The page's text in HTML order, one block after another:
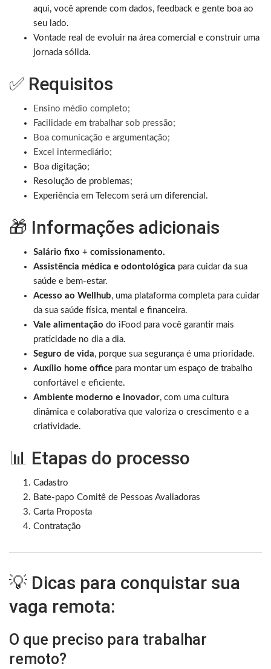
aqui, você aprende com dados, feedback e gente boa ao
seu lado.
Vontade real de evoluir na área comercial e construir uma
jornada sólida.
✅ Requisitos
Ensino médio completo;
Facilidade em trabalhar sob pressão;
Boa comunicação e argumentação;
Excel intermediário;
Boa digitação;
Resolução de problemas;
Experiência em Telecom será um diferencial.
🎁 Informações adicionais
Salário fixo + comissionamento.
Assistência médica e odontológica para cuidar da sua
saúde e bem-estar.
Acesso ao Wellhub, uma plataforma completa para cuidar
da sua saúde física, mental e financeira.
Vale alimentação do iFood para você garantir mais
praticidade no dia a dia.
Seguro de vida, porque sua segurança é uma prioridade.
Auxílio home office para montar um espaço de trabalho
confortável e eficiente.
Ambiente moderno e inovador, com uma cultura
dinâmica e colaborativa que valoriza o crescimento e a
criatividade.
📊 Etapas do processo
Cadastro
Bate-papo Comitê de Pessoas Avaliadoras
Carta Proposta
Contratação
💡 Dicas para conquistar sua
vaga remota:
O que preciso para trabalhar
remoto?